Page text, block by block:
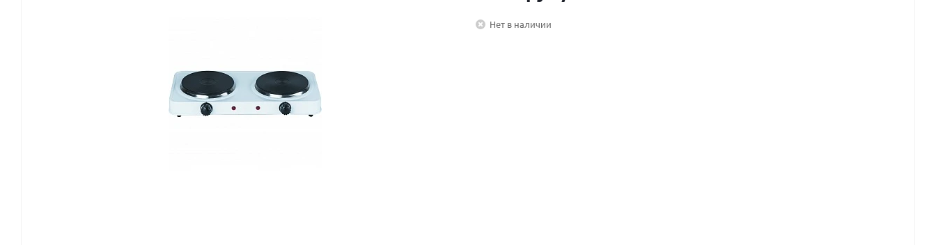
Нет в наличии